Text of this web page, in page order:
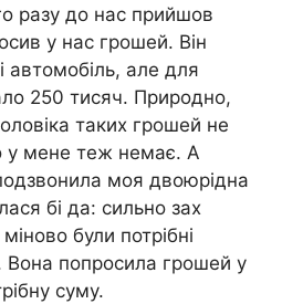
разу до нас прийшов
у нас грошей. Він
автомобіль, але для
250 тисяч. Природно,
таких грошей не
у мене теж немає. А
моя двоюрідна
бі да: сильно зах
були потрібні
Вона попросила грошей у
суму.